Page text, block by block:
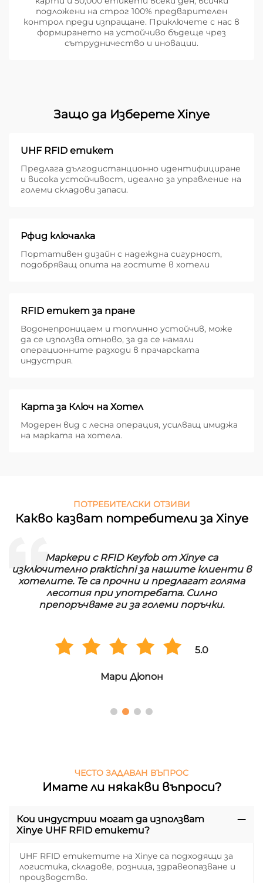
подложени на строг 100% предварителен
контрол преди изпращане. Приключете с нас в
формирането на устойчиво бъдеще чрез
сътрудничество и иновации.
Защо да Изберете Xinye
UHF RFID етикет
Предлага дългодистанционно идентифициране
и висока устойчивост, идеално за управление на
големи складови запаси.
Рфид ключалка
Портативен дизайн с надеждна сигурност,
подобряващ опита на гостите в хотели
RFID етикет за пране
Водонепроницаем и топлинно устойчив, може
да се използва отново, за да се намали
операционните разходи в прачарската
индустрия.
Карта за Ключ на Хотел
Модерен вид с лесна операция, усилващ имиджа
на марката на хотела.
ПОТРЕБИТЕЛСКИ ОТЗИВИ
Какво казват потребители за Xinye
Маркери с RFID Keyfob от Xinye са
изключително praktichni за нашите клиенти в
хотелите. Те са прочни и предлагат голяма
лесотия при употребата. Силно
препоръчваме ги за големи поръчки.
5.0
Мари Дюпон
ЧЕСТО ЗАДАВАН ВЪПРОС
Имате ли някакви въпроси?
Кои индустрии могат да използват
Xinye UHF RFID етикети?
UHF RFID етикетите на Xinye са подходящи за
логистика, складове, розница, здравеопазване и
производство.